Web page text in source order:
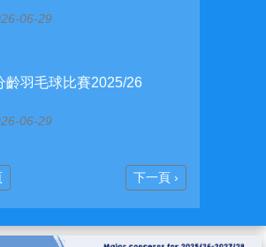
06-29
齡羽毛球比賽2025/26
06-29
Next
page
下一頁 ›